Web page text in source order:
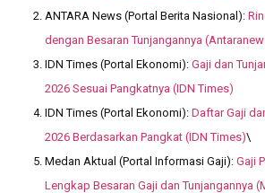
ANTARA News (Portal Berita Nasional):
dengan Besaran Tunjangannya (
IDN Times (Portal Ekonomi): Gaji dan
2026 Sesuai Pangkatnya (IDN Times)
IDN Times (Portal Ekonomi): Daftar Gaji
2026 Berdasarkan Pangkat (IDN Times)\
Medan Aktual (Portal Informasi Gaji): Gaji
Lengkap Besaran Gaji dan Tunjangannya (